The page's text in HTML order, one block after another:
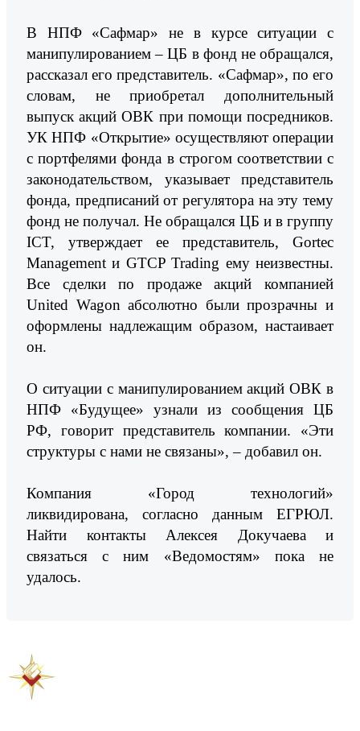
В НПФ «Сафмар» не в курсе ситуации с
манипулированием – ЦБ в фонд не обращался,
рассказал его представитель. «Сафмар», по его
словам, не приобретал дополнительный
выпуск акций ОВК при помощи посредников.
УК НПФ «Открытие» осуществляют операции
с портфелями фонда в строгом соответствии с
законодательством, указывает представитель
фонда, предписаний от регулятора на эту тему
фонд не получал. Не обращался ЦБ и в группу
ICT, утверждает ее представитель, Gortec
Management и GTCP Trading ему неизвестны.
Все сделки по продаже акций компанией
United Wagon абсолютно были прозрачны и
оформлены надлежащим образом, настаивает
он.
О ситуации с манипулированием акций ОВК в
НПФ «Будущее» узнали из сообщения ЦБ
РФ, говорит представитель компании. «Эти
структуры с нами не связаны», – добавил он.
Компания «Город технологий»
ликвидирована, согласно данным ЕГРЮЛ.
Найти контакты Алексея Докучаева и
связаться с ним «Ведомостям» пока не
удалось.